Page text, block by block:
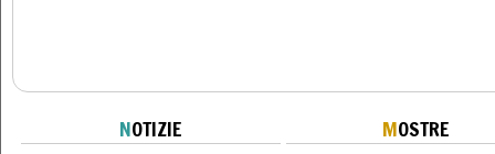
NOTIZIE MOSTRE